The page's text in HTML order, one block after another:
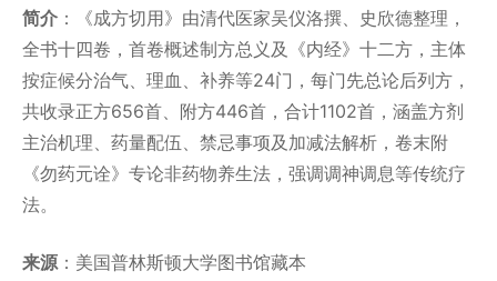
简介 ：《成方切用》由清代医家吴仪洛撰、史欣德整理，
全书十四卷，首卷概述制方总义及《内经》十二方，主体
按症候分治气、理血、补养等24门，每门先总论后列方，
共收录正方656首、附方446首，合计1102首，涵盖方剂
主治机理、药量配伍、禁忌事项及加减法解析，卷末附
《勿药元诠》专论非药物养生法，强调调神调息等传统疗
法。
来源：美国普林斯顿大学图书馆藏本